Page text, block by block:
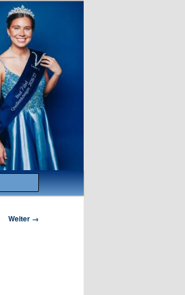
Suchen
Weiter →